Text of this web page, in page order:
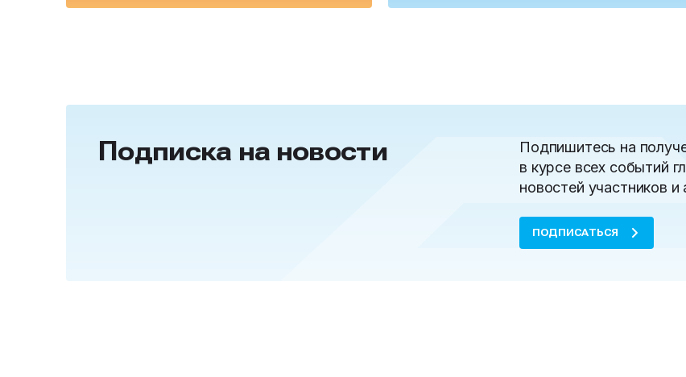
Подписка на новости
Подпишитесь на
в курсе всех событий
новостей участников
ПОДПИСАТЬСЯ